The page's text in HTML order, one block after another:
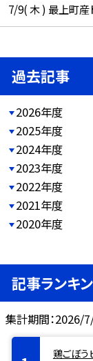
7/9( 木 ) 最上町
過去記事
2026年度
2025年度
2024年度
2023年度
2022年度
2021年度
2020年度
記事ランキン
集計期間：2026/
鶏ごぼ